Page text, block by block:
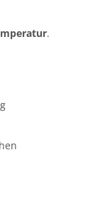
wir Ihre
.